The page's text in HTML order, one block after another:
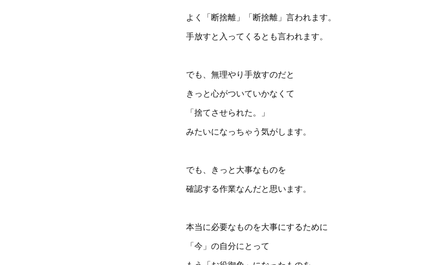
よく「断捨離」「断捨離」言われます。
手放すと入ってくるとも言われます。
でも、無理やり手放すのだと
きっと心がついていかなくて
「捨てさせられた。」
みたいになっちゃう気がします。
でも、きっと大事なものを
確認する作業なんだと思います。
本当に必要なものを大事にするために
「今」の自分にとって